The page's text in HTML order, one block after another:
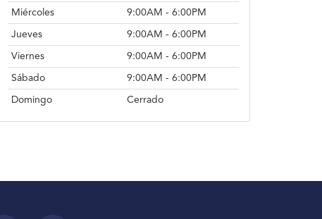
Miércoles
9:00AM - 6:00PM
Jueves
9:00AM - 6:00PM
Viernes
9:00AM - 6:00PM
Sábado
9:00AM - 6:00PM
Domingo
Cerrado